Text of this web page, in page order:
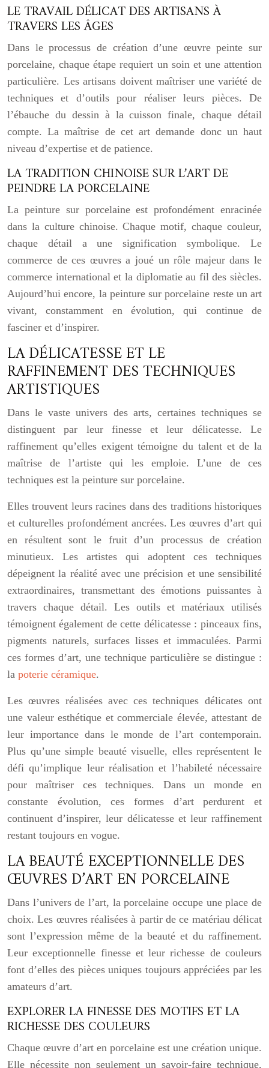
LE TRAVAIL DÉLICAT DES ARTISANS À
TRAVERS LES ÂGES
Dans le processus de création d’une œuvre peinte sur
porcelaine, chaque étape requiert un soin et une attention
particulière. Les artisans doivent maîtriser une variété de
techniques et d’outils pour réaliser leurs pièces. De
l’ébauche du dessin à la cuisson finale, chaque détail
compte. La maîtrise de cet art demande donc un haut
niveau d’expertise et de patience.
LA TRADITION CHINOISE SUR L’ART DE
PEINDRE LA PORCELAINE
La peinture sur porcelaine est profondément enracinée
dans la culture chinoise. Chaque motif, chaque couleur,
chaque détail a une signification symbolique. Le
commerce de ces œuvres a joué un rôle majeur dans le
commerce international et la diplomatie au fil des siècles.
Aujourd’hui encore, la peinture sur porcelaine reste un art
vivant, constamment en évolution, qui continue de
fasciner et d’inspirer.
LA DÉLICATESSE ET LE
RAFFINEMENT DES TECHNIQUES
ARTISTIQUES
Dans le vaste univers des arts, certaines techniques se
distinguent par leur finesse et leur délicatesse. Le
raffinement qu’elles exigent témoigne du talent et de la
maîtrise de l’artiste qui les emploie. L’une de ces
techniques est la peinture sur porcelaine.
Elles trouvent leurs racines dans des traditions historiques
et culturelles profondément ancrées. Les œuvres d’art qui
en résultent sont le fruit d’un processus de création
minutieux. Les artistes qui adoptent ces techniques
dépeignent la réalité avec une précision et une sensibilité
extraordinaires, transmettant des émotions puissantes à
travers chaque détail. Les outils et matériaux utilisés
témoignent également de cette délicatesse : pinceaux fins,
pigments naturels, surfaces lisses et immaculées. Parmi
ces formes d’art, une technique particulière se distingue :
la poterie céramique.
Les œuvres réalisées avec ces techniques délicates ont
une valeur esthétique et commerciale élevée, attestant de
leur importance dans le monde de l’art contemporain.
Plus qu’une simple beauté visuelle, elles représentent le
défi qu’implique leur réalisation et l’habileté nécessaire
pour maîtriser ces techniques. Dans un monde en
constante évolution, ces formes d’art perdurent et
continuent d’inspirer, leur délicatesse et leur raffinement
restant toujours en vogue.
LA BEAUTÉ EXCEPTIONNELLE DES
ŒUVRES D’ART EN PORCELAINE
Dans l’univers de l’art, la porcelaine occupe une place de
choix. Les œuvres réalisées à partir de ce matériau délicat
sont l’expression même de la beauté et du raffinement.
Leur exceptionnelle finesse et leur richesse de couleurs
font d’elles des pièces uniques toujours appréciées par les
amateurs d’art.
EXPLORER LA FINESSE DES MOTIFS ET LA
RICHESSE DES COULEURS
Chaque œuvre d’art en porcelaine est une création unique.
Elle nécessite non seulement un savoir-faire technique,